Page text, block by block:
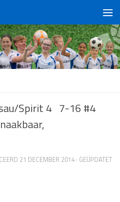
Spirit 4 7-16 #4
21 DECEMBER 2014 · GEÜPDATET